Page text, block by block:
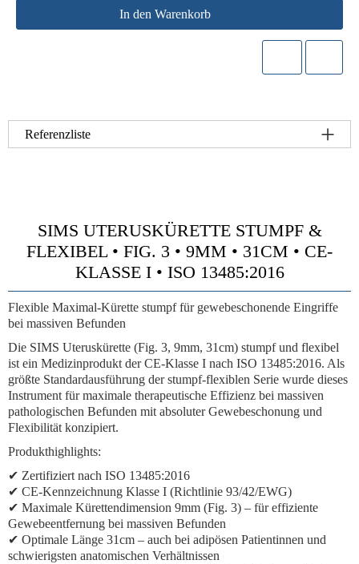
In den Warenkorb
Referenzliste
SIMS UTERUSKÜRETTE STUMPF &
FLEXIBEL • FIG. 3 • 9MM • 31CM • CE-
KLASSE I • ISO 13485:2016
Flexible Maximal-Kürette stumpf für gewebeschonende Eingriffe
bei massiven Befunden
Die SIMS Uteruskürette (Fig. 3, 9mm, 31cm) stumpf und flexibel
ist ein Medizinprodukt der CE-Klasse I nach ISO 13485:2016. Als
größte Standardausführung der stumpf-flexiblen Serie wurde dieses
Instrument für maximale therapeutische Effizienz bei massiven
pathologischen Befunden mit absoluter Gewebeschonung und
Flexibilität konzipiert.
Produkthighlights:
✔ Zertifiziert nach ISO 13485:2016
✔ CE-Kennzeichnung Klasse I (Richtlinie 93/42/EWG)
✔ Maximale Kürettendimension 9mm (Fig. 3) – für effiziente
Gewebeentfernung bei massiven Befunden
✔ Optimale Länge 31cm – auch bei adipösen Patientinnen und
schwierigsten anatomischen Verhältnissen